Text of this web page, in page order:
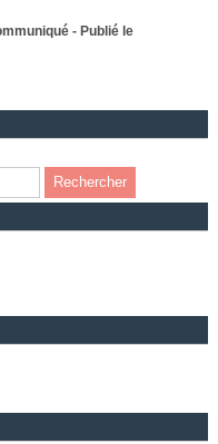
- Publié le